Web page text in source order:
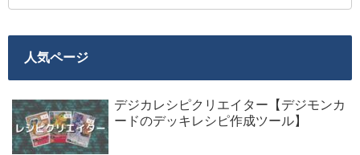
人気ページ
デジカレシピクリエイター【デジモンカ
ードのデッキレシピ作成ツール】